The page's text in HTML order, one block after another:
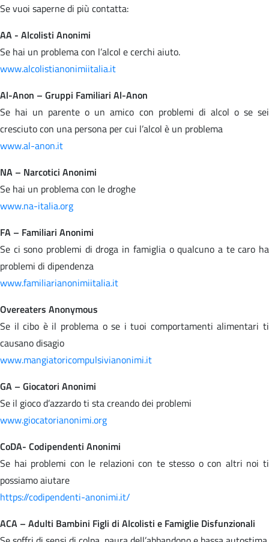
Se vuoi saperne di più contatta:
AA - Alcolisti Anonimi
Se hai un problema con l’alcol e cerchi aiuto.
www.alcolistianonimiitalia.it
Al-Anon – Gruppi Familiari Al-Anon
Se hai un parente o un amico con problemi di alcol o se sei
cresciuto con una persona per cui l’alcol è un problema
www.al-anon.it
NA – Narcotici Anonimi
Se hai un problema con le droghe
www.na-italia.org
FA – Familiari Anonimi
Se ci sono problemi di droga in famiglia o qualcuno a te caro ha
problemi di dipendenza
www.familiarianonimiitalia.it
Overeaters Anonymous
Se il cibo è il problema o se i tuoi comportamenti alimentari ti
causano disagio
www.mangiatoricompulsivianonimi.it
GA – Giocatori Anonimi
Se il gioco d’azzardo ti sta creando dei problemi
www.giocatorianonimi.org
CoDA- Codipendenti Anonimi
Se hai problemi con le relazioni con te stesso o con altri noi ti
possiamo aiutare
https://codipendenti-anonimi.it/
ACA – Adulti Bambini Figli di Alcolisti e Famiglie Disfunzionali